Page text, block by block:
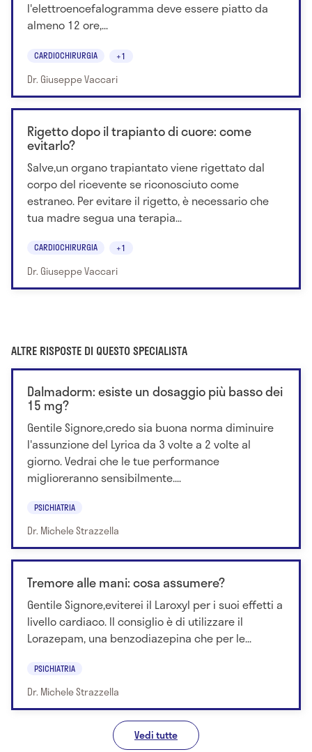
l'elettroencefalogramma deve essere piatto da
almeno 12 ore,...
CARDIOCHIRURGIA +1
Dr. Giuseppe Vaccari
Rigetto dopo il trapianto di cuore: come
evitarlo?
Salve,un organo trapiantato viene rigettato dal
corpo del ricevente se riconosciuto come
estraneo. Per evitare il rigetto, è necessario che
tua madre segua una terapia...
CARDIOCHIRURGIA +1
Dr. Giuseppe Vaccari
ALTRE RISPOSTE DI QUESTO SPECIALISTA
Dalmadorm: esiste un dosaggio più basso dei
15 mg?
Gentile Signore,credo sia buona norma diminuire
l'assunzione del Lyrica da 3 volte a 2 volte al
giorno. Vedrai che le tue performance
miglioreranno sensibilmente....
PSICHIATRIA
Dr. Michele Strazzella
Tremore alle mani: cosa assumere?
Gentile Signore,eviterei il Laroxyl per i suoi effetti a
livello cardiaco. Il consiglio è di utilizzare il
Lorazepam, una benzodiazepina che per le...
PSICHIATRIA
Dr. Michele Strazzella
Vedi tutte